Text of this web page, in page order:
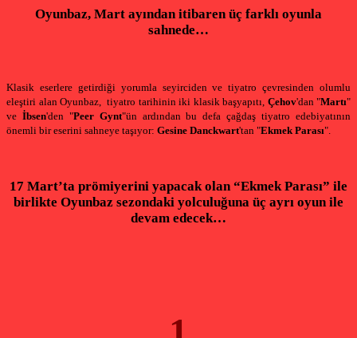
Oyunbaz, Mart ayından itibaren üç farklı oyunla
sahnede…
Klasik eserlere getirdiği yorumla seyirciden ve tiyatro çevresinden olumlu
eleştiri alan Oyunbaz,
tiyatro tarihinin iki klasik başyapıtı, Çehov'dan "Martı"
ve İbsen'den "Peer Gynt"ün ardından bu defa çağdaş tiyatro edebiyatının
önemli bir eserini sahneye taşıyor: Gesine Danckwart'tan "Ekmek Parası".
17 Mart’ta prömiyerini yapacak olan “Ekmek Parası” ile
birlikte Oyunbaz sezondaki yolculuğuna üç ayrı oyun ile
devam edecek…